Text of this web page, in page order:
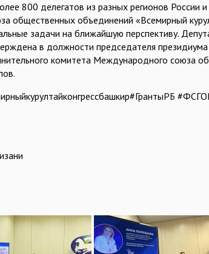
800 делегатов из разных регионов России
общественных объединений «Всемирный
задачи на ближайшую перспективу.
в должности председателя
комитета Международного союза